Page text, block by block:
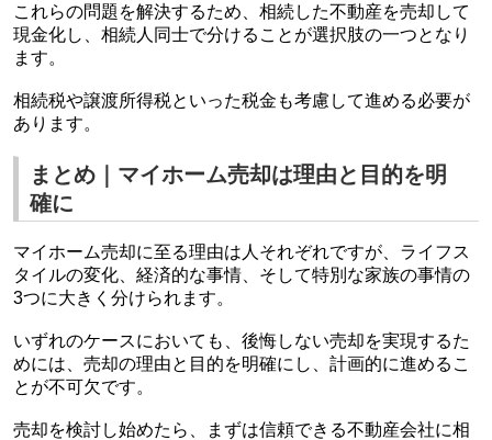
これらの問題を解決するため、相続した不動産を売却して
現金化し、相続人同士で分けることが選択肢の一つとなり
ます。
相続税や譲渡所得税といった税金も考慮して進める必要が
あります。
まとめ｜マイホーム売却は理由と目的を明
確に
マイホーム売却に至る理由は人それぞれですが、ライフス
タイルの変化、経済的な事情、そして特別な家族の事情の
3つに大きく分けられます。
いずれのケースにおいても、後悔しない売却を実現するた
めには、売却の理由と目的を明確にし、計画的に進めるこ
とが不可欠です。
売却を検討し始めたら、まずは信頼できる不動産会社に相